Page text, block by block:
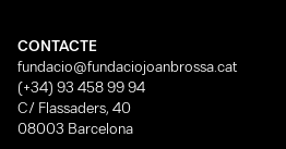
CONTACTE
fundacio@fundaciojoanbrossa.cat
(+34) 93 458 99 94
C/ Flassaders, 40
08003 Barcelona